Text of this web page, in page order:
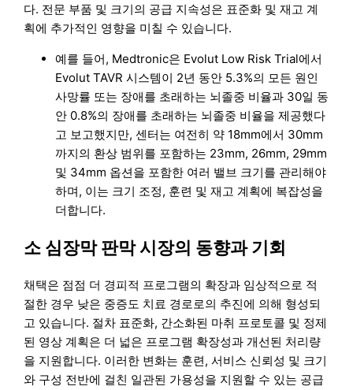
다. 전문 부품 및 크기의 공급 지속성은 표준화 및 재고 계
획에 추가적인 영향을 미칠 수 있습니다.
예를 들어, Medtronic은 Evolut Low Risk Trial에서
Evolut TAVR 시스템이 2년 동안 5.3%의 모든 원인
사망률 또는 장애를 초래하는 뇌졸중 비율과 30일 동
안 0.8%의 장애를 초래하는 뇌졸중 비율을 제공했다
고 보고했지만, 센터는 여전히 약 18mm에서 30mm
까지의 환상 범위를 포함하는 23mm, 26mm, 29mm
및 34mm 옵션을 포함한 여러 밸브 크기를 관리해야
하며, 이는 크기 조정, 훈련 및 재고 계획에 복잡성을
더합니다.
소 심장막 판막 시장의 동향과 기회
채택은 점점 더 경피적 프로그램의 확장과 임상적으로 적
절한 경우 낮은 중증도 치료 경로로의 추진에 의해 형성되
고 있습니다. 절차 표준화, 간소화된 마취 프로토콜 및 정제
된 영상 계획은 더 넓은 프로그램 확장성과 개선된 처리량
을 지원합니다. 이러한 변화는 훈련, 서비스 신뢰성 및 크기
와 구성 전반에 걸친 일관된 가용성을 지원할 수 있는 공급